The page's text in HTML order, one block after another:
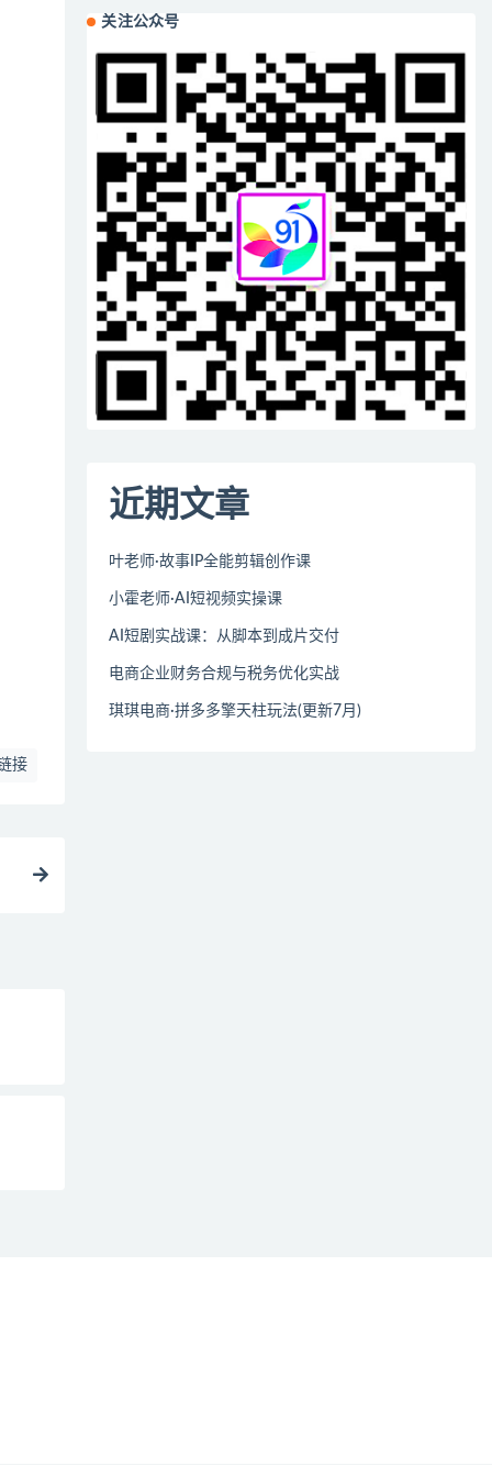
接
关注公众号
近期文章
叶老师·故事IP全能剪辑创作课
小霍老师·AI短视频实操课
AI短剧实战课：从脚本到成片交付
电商企业财务合规与税务优化实战
琪琪电商·拼多多擎天柱玩法(更新7月)